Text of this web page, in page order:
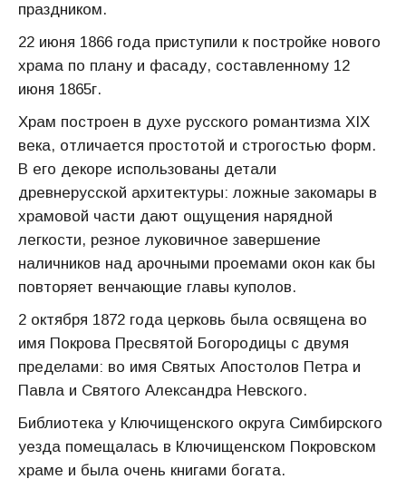
праздником.
22 июня 1866 года приступили к постройке нового
храма по плану и фасаду, составленному 12
июня 1865г.
Храм построен в духе русского романтизма XIX
века, отличается простотой и строгостью форм.
В его декоре использованы детали
древнерусской архитектуры: ложные закомары в
храмовой части дают ощущения нарядной
легкости, резное луковичное завершение
наличников над арочными проемами окон как бы
повторяет венчающие главы куполов.
2 октября 1872 года церковь была освящена во
имя Покрова Пресвятой Богородицы с двумя
пределами: во имя Святых Апостолов Петра и
Павла и Святого Александра Невского.
Библиотека у Ключищенского округа Симбирского
уезда помещалась в Ключищенском Покровском
храме и была очень книгами богата.